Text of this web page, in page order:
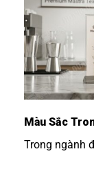
Màu Sắc
Trong ngành